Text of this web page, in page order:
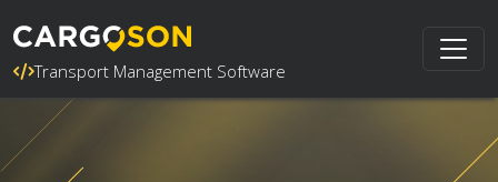
Transport Management Software